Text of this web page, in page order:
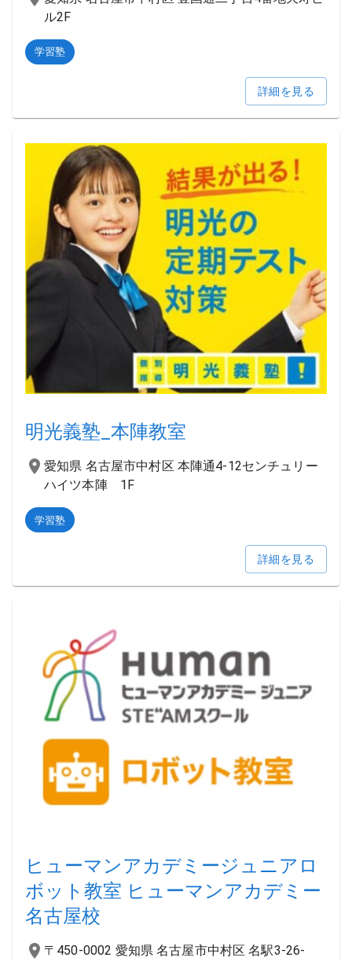
ル2F
学習塾
詳細を見る
明光義塾_本陣教室
愛知県 名古屋市中村区 本陣通4-12センチュリー
ハイツ本陣 1F
学習塾
詳細を見る
ヒューマンアカデミージュニアロ
ボット教室 ヒューマンアカデミー
名古屋校
〒450-0002 愛知県 名古屋市中村区 名駅3-26-